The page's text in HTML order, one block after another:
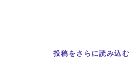
投稿をさらに読み込む